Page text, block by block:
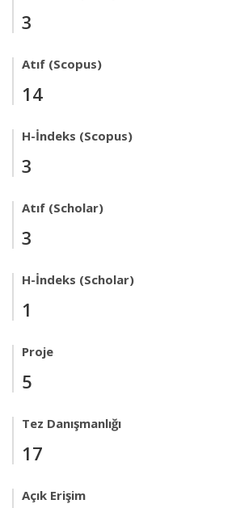
3
Atıf (Scopus)
14
H-İndeks (Scopus)
3
Atıf (Scholar)
3
H-İndeks (Scholar)
1
Proje
5
Tez Danışmanlığı
17
Açık Erişim